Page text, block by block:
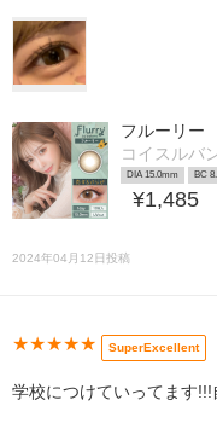
フルーリー
コイスルバ
DIA 15.0mm BC
¥1,485
2024年04月12日投稿
★★★★★ SuperExcellent
学校につけていってます